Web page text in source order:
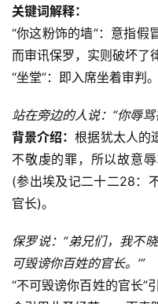
关键词解释：
“你这粉饰的墙”：意指假
而审讯保罗，实则破坏了
“坐堂”：即入席坐着审判。
站在旁边的人说：“你辱
背景介绍：根据犹太人的
不敬虔的罪，所以故意
(参出埃及记二十二28：
官长)。
保罗说：“弟兄们，我不
可毁谤你百姓的官长。’”
“不可毁谤你百姓的官长”